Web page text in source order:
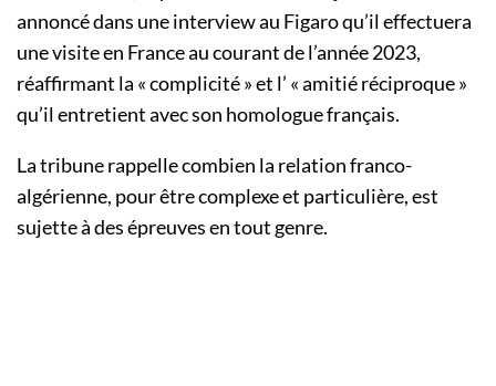
annoncé dans une interview au Figaro qu’il effectuera
une visite en France au courant de l’année 2023,
réaffirmant la « complicité » et l’ « amitié réciproque »
qu’il entretient avec son homologue français.
La tribune rappelle combien la relation franco-
algérienne, pour être complexe et particulière, est
sujette à des épreuves en tout genre.